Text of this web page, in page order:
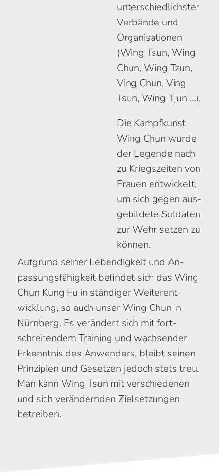
unter­schiedlichster
Ver­bände und
Orga­nisa­tionen
(Wing Tsun, Wing
Chun, Wing Tzun,
Ving Chun, Ving
Tsun, Wing Tjun …).
Die Kampf­kunst
Wing Chun wurde
der Legende nach
zu Kriegs­zeiten von
Frauen ent­wickelt,
um sich gegen aus­
gebildete Soldaten
zur Wehr setzen zu
können.
Aufgrund seiner Lebendig­keit und An­
passungs­fähigkeit befindet sich das Wing
Chun Kung Fu in ständiger Weiter­ent­
wicklung, so auch unser Wing Chun in
Nürnberg. Es verändert sich mit fort­
schreiten­dem Training und wachsender
Erken­ntnis des An­wenders, bleibt seinen
Prinzipien und Gesetzen jedoch stets treu.
Man kann Wing Tsun mit ver­schie­denen
und sich verändern­den Ziel­setzungen
betreiben.